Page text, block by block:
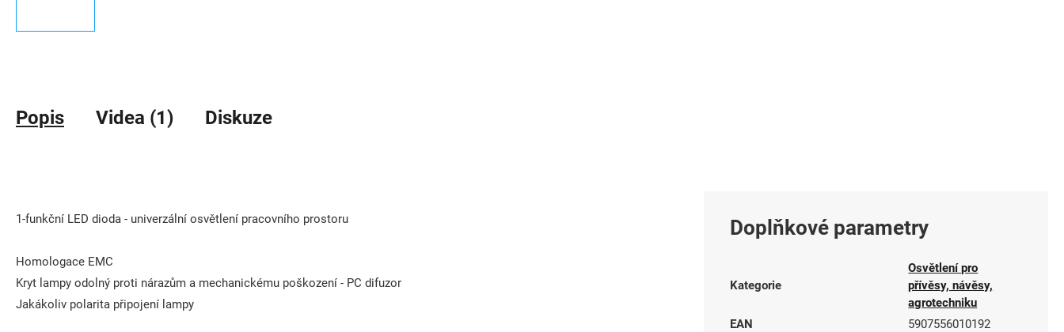
Popis Videa (1) Diskuze
1-funkční LED dioda - univerzální osvětlení pracovního prostoru
Homologace EMC
Kryt lampy odolný proti nárazům a mechanickému poškození - PC difuzor
Jakákoliv polarita připojení lampy
Doplňkové parametry
Kategorie
Osvětlení pro
přívěsy, návěsy,
agrotechniku
EAN
5907556010192